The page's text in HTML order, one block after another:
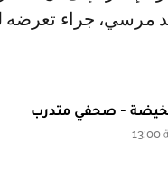
مرسي، جراء تعرضه
- صحفي متدرب